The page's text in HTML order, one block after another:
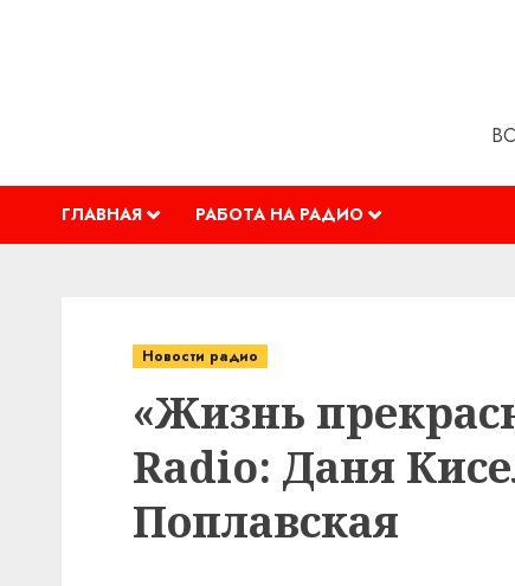
ГЛАВНАЯ РАБОТА НА РАДИО
Новости радио
«Жизнь
Radio: Даня
Поплавская